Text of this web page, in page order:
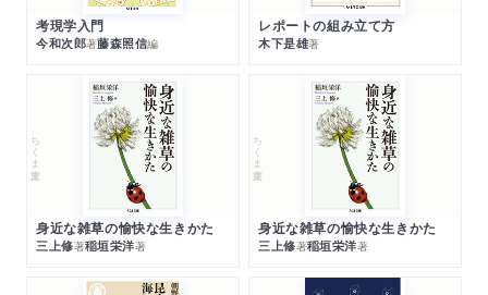
考現学入門
今和次郎著藤森照信編
レポートの組み立て方
木下是雄著
ちくま文庫
身近な雑草の愉快な生きかた
三上修著稲垣栄洋著
ちくま文庫
身近な雑草の愉快な生きかた
三上修著稲垣栄洋著